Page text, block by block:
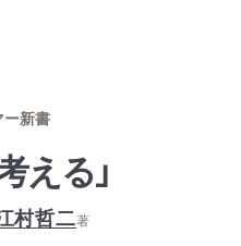
ー新書
える」
村哲二著